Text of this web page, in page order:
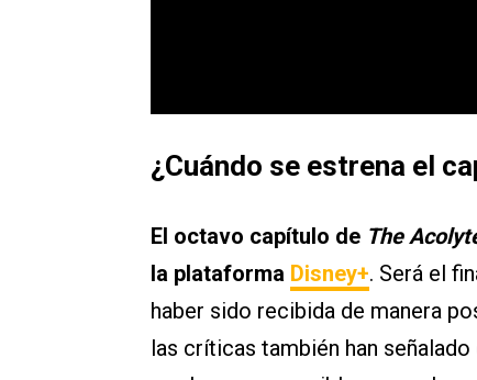
¿Cuándo se estrena el
El octavo capítulo de The
la plataforma Disney+. Será el
haber sido recibida de manera
las críticas también han